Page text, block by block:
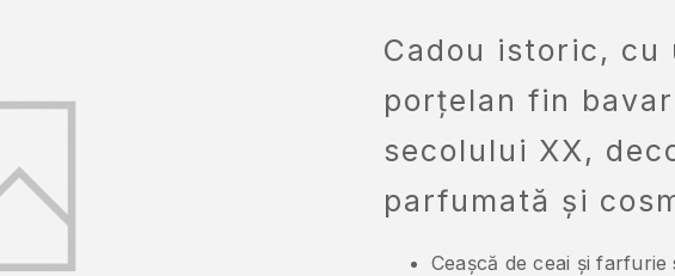
Cadou istoric, cu
porțelan fin
secolului XX,
parfumată și
Ceașcă de ceai și